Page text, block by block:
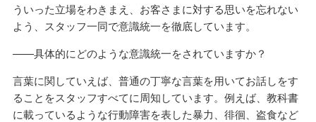
ういった立場をわきまえ、お客さまに対する思いを忘れない
よう、スタッフ一同で意識統一を徹底しています。
——具体的にどのような意識統一をされていますか？
言葉に関していえば、普通の丁寧な言葉を用いてお話しをす
ることをスタッフすべてに周知しています。例えば、教科書
に載っているような行動障害を表した暴力、徘徊、盗食など